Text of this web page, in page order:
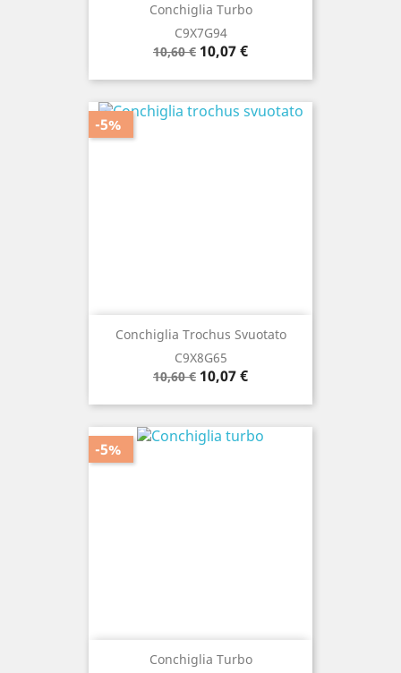
Conchiglia Turbo
C9X7G94
Prezzo
10,60 € Prezzo
10,07 €
Conchiglia Trochus Svuotato
C9X8G65
Prezzo
10,60 € Prezzo
10,07 €
-5%
Conchiglia Turbo
-5%